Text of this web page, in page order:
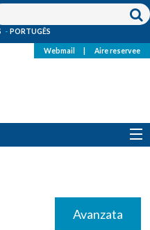
PORTUGÊS
Webmail Aire reservee
Avanzata